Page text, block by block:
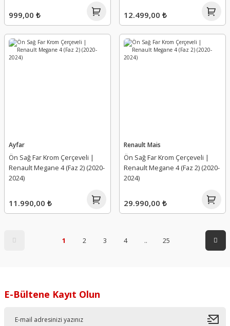
999,00 ₺ 12.499,00 ₺
Ayfar
Ön Sağ Far Krom Çerçeveli |
Renault Megane 4 (Faz 2) (2020-
2024)
11.990,00 ₺
Renault Mais
Ön Sağ Far Krom Çerçeveli |
Renault Megane 4 (Faz 2) (2020-
2024)
29.990,00 ₺
1 2 3 4 .. 25
E-Bültene Kayıt Olun